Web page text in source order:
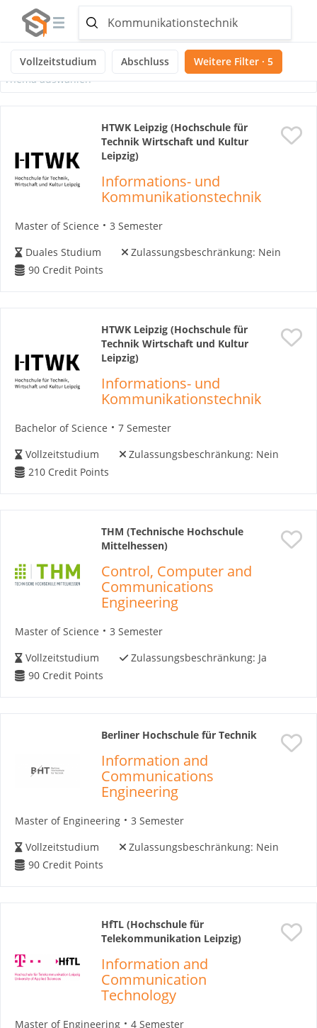
Vollzeitstudium Abschluss Weitere Filter · 5
Noch keine Themen ausgewählt
Thema auswählen
HTWK Leipzig (Hochschule für
Technik Wirtschaft und Kultur
Leipzig)
Informations- und
Kommunikationstechnik
Master of Science
3 Semester
Duales Studium
Zulassungsbeschränkung: Nein
90 Credit Points
HTWK Leipzig (Hochschule für
Technik Wirtschaft und Kultur
Leipzig)
Informations- und
Kommunikationstechnik
Bachelor of Science
7 Semester
Vollzeitstudium
Zulassungsbeschränkung: Nein
210 Credit Points
THM (Technische Hochschule
Mittelhessen)
Control, Computer and
Communications
Engineering
Master of Science
3 Semester
Vollzeitstudium
Zulassungsbeschränkung: Ja
90 Credit Points
Berliner Hochschule für Technik
Information and
Communications
Engineering
Master of Engineering
3 Semester
Vollzeitstudium
Zulassungsbeschränkung: Nein
90 Credit Points
HfTL (Hochschule für
Telekommunikation Leipzig)
Information and
Communication
Technology
Master of Engineering
4 Semester